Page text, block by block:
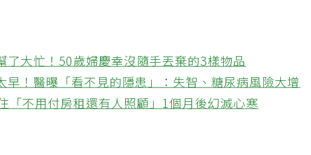
大忙！50歲婦慶幸沒隨手丟棄的3樣物品
！醫曝「看不見的隱患」：失智、糖尿病風險大增
「不用付房租還有人照顧」1個月後幻滅心寒